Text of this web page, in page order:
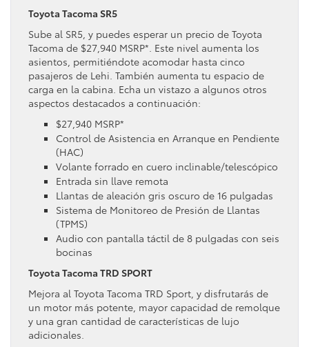
Toyota Tacoma SR5
Sube al SR5, y puedes esperar un precio de Toyota
Tacoma de $27,940 MSRP*. Este nivel aumenta los
asientos, permitiéndote acomodar hasta cinco
pasajeros de Lehi. También aumenta tu espacio de
carga en la cabina. Echa un vistazo a algunos otros
aspectos destacados a continuación:
$27,940 MSRP*
Control de Asistencia en Arranque en Pendiente
(HAC)
Volante forrado en cuero inclinable/telescópico
Entrada sin llave remota
Llantas de aleación gris oscuro de 16 pulgadas
Sistema de Monitoreo de Presión de Llantas
(TPMS)
Audio con pantalla táctil de 8 pulgadas con seis
bocinas
Toyota Tacoma TRD SPORT
Mejora al Toyota Tacoma TRD Sport, y disfrutarás de
un motor más potente, mayor capacidad de remolque
y una gran cantidad de características de lujo
adicionales.